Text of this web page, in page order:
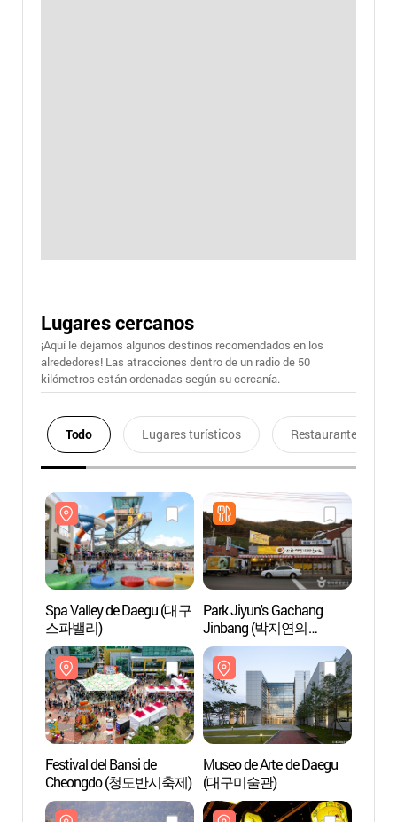
Lugares cercanos
¡Aquí le dejamos algunos destinos recomendados en los
alrededores! Las atracciones dentro de un radio de 50
kilómetros están ordenadas según su cercanía.
Todo Lugares turísticos Restaurantes
Spa Valley de Daegu (대구
스파밸리)
Park Jiyun's Gachang
Jinbang (박지연의
가창옛날찐빵본점)
Festival del Bansi de
Cheongdo (청도반시축제)
Museo de Arte de Daegu
(대구미술관)